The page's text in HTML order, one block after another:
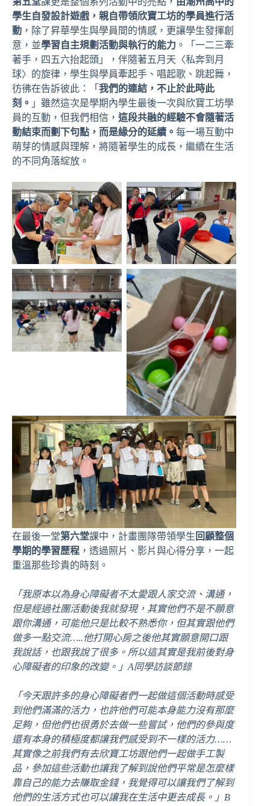
學生自發設計遊戲，親自帶領欣寶工坊的學員進行活
動 ，除了昇華學生與學員間的情感，更讓學生發揮創
意，並學習自主規劃活動與執行的能力 。「一二三牽
著手，四五六抬起頭」，伴隨著五月天〈私奔到月
球〉的旋律，學生與學員牽起手、唱起歌、跳起舞，
彷彿在告訴彼此：「 我們的連結，不止於此時此
刻。 」雖然這次是學期內學生最後一次與欣寶工坊學
員的互動，但我們相信， 這段共融的經驗不會隨著活
動結束而劃下句點，而是緣分的延續。 每一場互動中
萌芽的情感與理解，將隨著學生的成長，繼續在生活
的不同角落綻放。
在最後一堂第六堂課中，計畫團隊帶領學生 回顧整個
學期的學習歷程 ，透過照片、影片與心得分享，一起
重溫那些珍貴的時刻。
「我原本以為身心障礙者不太愛跟人家交流、溝通，
但是經過社團活動後我就發現，其實他們不是不願意
跟你溝通，可能他只是比較不熟悉你，但其實跟他們
做多一點交流…..他打開心房之後他其實願意開口跟
我說話，也跟我說了很多。所以這其實是我前後對身
心障礙者的印象的改變。」A同學訪談節錄
「今天跟許多的身心障礙者們一起做這個活動時感受
到他們滿滿的活力，也許他們可能本身能力沒有那麼
足夠，但他們也很勇於去做一些嘗試，他們的參與度
還有本身的積極度都讓我們感受到不一樣的活力……
其實像之前我們有去欣寶工坊跟他們一起做手工製
品，參加這些活動也讓我了解到說他們平常是怎麼樣
靠自己的能力去賺取金錢，我覺得可以讓我們了解到
他們的生活方式也可以讓我在生活中更去成長。」B